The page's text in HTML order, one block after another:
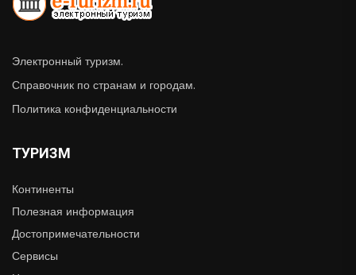
Электронный туризм.
Справочник по странам и городам.
Политика конфиденциальности
ТУРИЗМ
Континенты
Полезная информация
Достопримечательности
Сервисы